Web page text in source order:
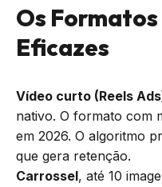
Os
Eficazes
Vídeo curto (Reels
nativo. O formato com
em 2026. O algoritmo
que gera retenção.
Carrossel, até 10